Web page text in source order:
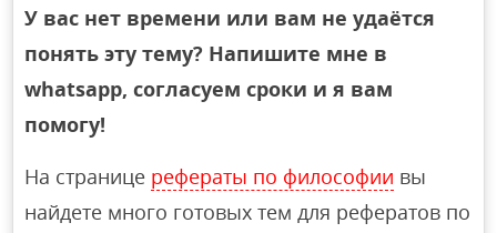
У вас нет времени или вам не удаётся
понять эту тему? Напишите мне в
whatsapp, согласуем сроки и я вам
помогу!
На странице рефераты по философии вы
найдете много готовых тем для рефератов по